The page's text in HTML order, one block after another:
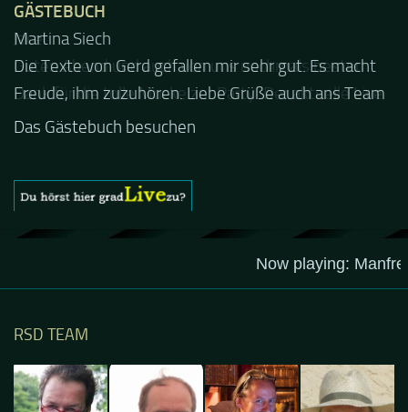
GÄSTEBUCH
Jacel
Guten Abend und auch von uns nochmals besten
Dank für die tolle Mucke zur Party! Der aktuelle Live
Stream ist eine schöne Zusammenfassung - Merci...